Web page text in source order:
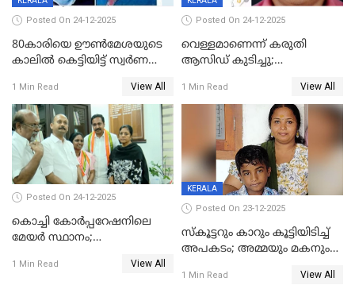
Posted On 24-12-2025
80കാരിയെ ഊൺമേശയുടെ
കാലിൽ കെട്ടിയിട്ട് സ്വർണവും
കൊച്ചുമകനും സുഹൃത്തും
അറസ്റ്റിൽ
1 Min Read View All
Posted On 24-12-2025
വെള്ളമാണെന്ന് കരുതി
ആസിഡ് കുടിച്ചു;
മരിച്ചു
1 Min Read View All
Posted On 24-12-2025
കൊച്ചി കോര്‍പ്പറേഷനിലെ
മേയര്‍ സ്ഥാനം;
രൂക്ഷം
1 Min Read View All
KERALA
Posted On 23-12-2025
സ്കൂട്ടറും കാറും കൂട്ടിയിടിച്ച്
അപകടം; അമ്മയും മകനും
ഗുരുതരാവസ്ഥയിൽ
1 Min Read View All